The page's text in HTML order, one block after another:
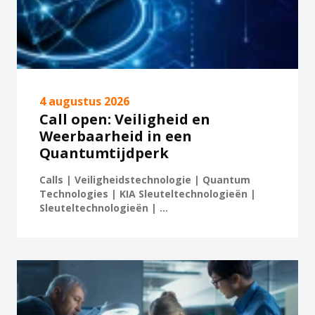
4 augustus 2026
Call open: Veiligheid en
Weerbaarheid in een
Quantumtijdperk
Calls | Veiligheidstechnologie | Quantum
Technologies | KIA Sleuteltechnologieën |
Sleuteltechnologieën | ...